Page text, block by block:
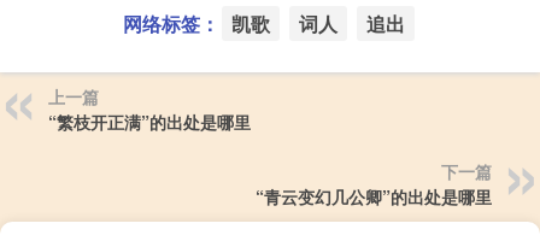
网络标签： 凯歌 词人 追出
上一篇
“繁枝开正满”的出处是哪里
下一篇
“青云变幻几公卿”的出处是哪里